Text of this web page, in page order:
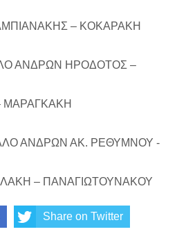
– ΚΟΚΑΡΑΚΗ
ΑΝΔΡΩΝ ΗΡΟΔΟΤΟΣ –
ΜΑΡΑΓΚΑΚΗ
ΑΝΔΡΩΝ ΑΚ. ΡΕΘΥΜΝΟΥ -
– ΠΑΝΑΓΙΩΤΟΥΝΑΚΟΥ
Share on Twitter